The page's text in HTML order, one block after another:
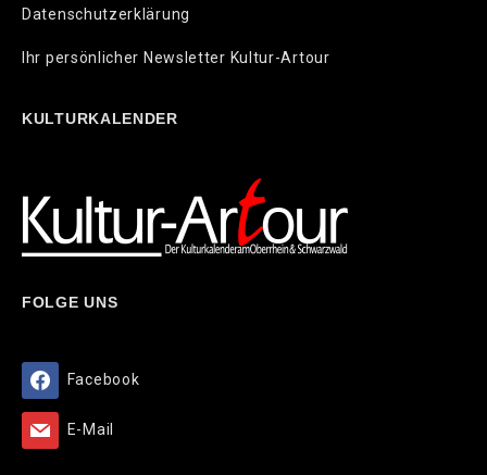
Datenschutzerklärung
Ihr persönlicher Newsletter Kultur-Artour
KULTURKALENDER
FOLGE UNS
Facebook
E-Mail